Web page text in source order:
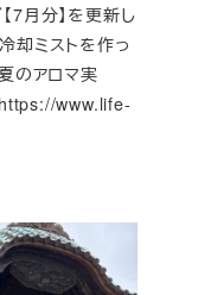
7月分】を更新し
却ミストを作っ
のアロマ実
https://www.life-